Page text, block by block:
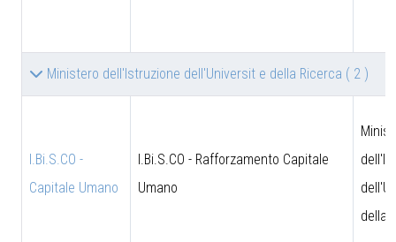
Ministero dell'Istruzione dell'Universit e della Ricerca ( 2 )
I.Bi.S.CO -
Capitale Umano
I.Bi.S.CO - Rafforzamento Capitale
Umano
della